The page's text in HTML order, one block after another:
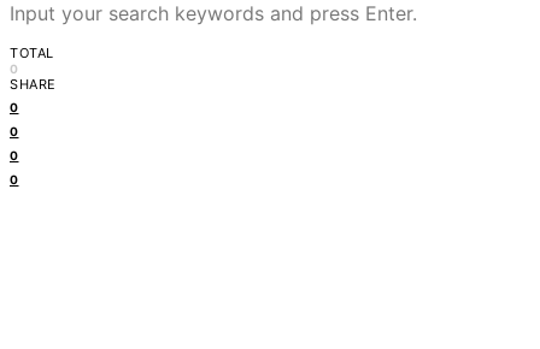
Input your search keywords and press Enter.
TOTAL
0
SHARE
0
0
0
0